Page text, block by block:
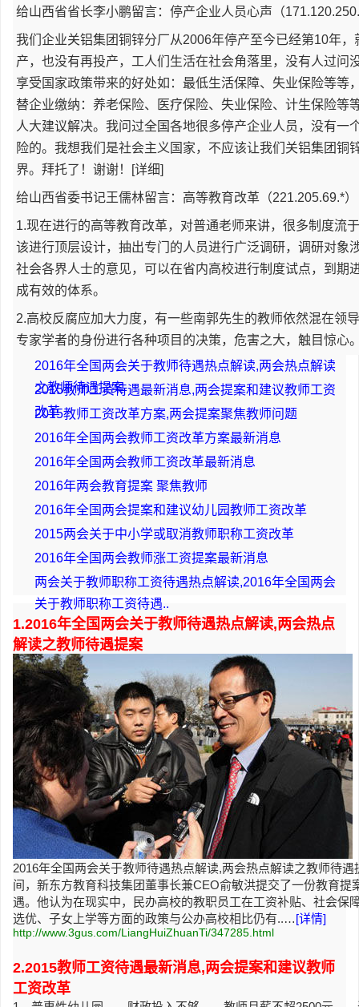
给山西省省长李小鹏留言：停产企业人员心声（
我们企业关铝集团铜锌分厂从2006年停产至今已经第10年
产，也没有再投产，工人们生活在社会角落里，没有人过问
享受国家政策带来的好处如：最低生活保障、失业保险等等
替企业缴纳：养老保险、医疗保险、失业保险、计生保险等
人大建议解决。我问过全国各地很多停产企业人员，没有一
险的。我想我们是社会主义国家，不应该让我们关铝集团铜
界。拜托了！谢谢！[详细]
给山西省委书记王儒林留言：高等教育改革（221.205.69.*）
1.现在进行的高等教育改革，对普通老师来讲，很多制度流
该进行顶层设计，抽出专门的人员进行广泛调研，调研对象
社会各界人士的意见，可以在省内高校进行制度试点，到期
成有效的体系。
2.高校反腐应加大力度，有一些南郭先生的教师依然混在领
专家学者的身份进行各种项目的决策，危害之大，触目惊心
2016年全国两会关于教师待遇热点解读,两会热点解读
之教师待遇提案
2015教师工资待遇最新消息,两会提案和建议教师工资
改革
2015教师工资改革方案,两会提案聚焦教师问题
2016年全国两会教师工资改革方案最新消息
2016年全国两会教师工资改革最新消息
2016年两会教育提案 聚焦教师
2016年全国两会提案和建议幼儿园教师工资改革
2015两会关于中小学或取消教师职称工资改革
2016年全国两会教师涨工资提案最新消息
两会关于教师职称工资待遇热点解读,2016年全国两会
关于教师职称工资待遇..
1.2016年全国两会关于教师待遇热点解读,两会热点
解读之教师待遇提案
2016年全国两会关于教师待遇热点解读,两会热点解读之教师待
间，新东方教育科技集团董事长兼CEO俞敏洪提交了一份教育提
遇。他认为在现实中，民办高校的教职员工在工资补贴、社会保
选优、子女上学等方面的政策与公办高校相比仍有..…[详情]
http://www.3gus.com/LiangHuiZhuanTi/347285.html
2.2015教师工资待遇最新消息,两会提案和建议教师
工资改革